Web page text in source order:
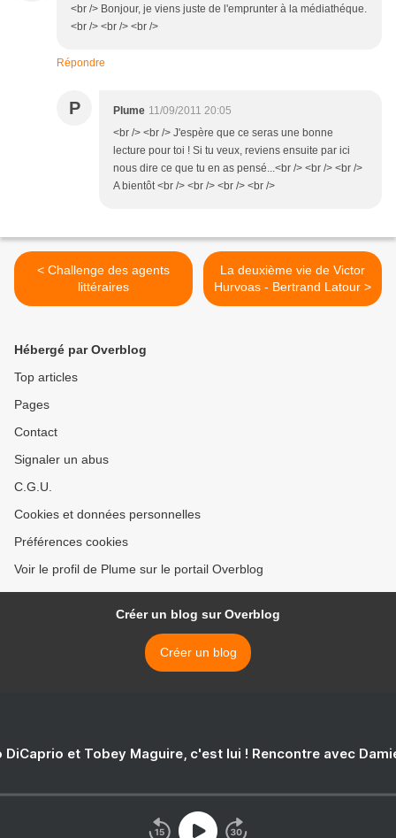
<br /> Bonjour, je viens juste de l'emprunter à la médiathéque.
<br /> <br /> <br />
Répondre
P Plume 11/09/2011 20:05
<br /> <br /> J'espère que ce seras une bonne
lecture pour toi ! Si tu veux, reviens ensuite par ici
nous dire ce que tu en as pensé...<br /> <br /> <br />
A bientôt <br /> <br /> <br /> <br />
< Challenge des agents
littéraires
La deuxième vie de Victor
Hurvoas - Bertrand Latour >
Hébergé par Overblog
Top articles
Pages
Contact
Signaler un abus
C.G.U.
Cookies et données personnelles
Préférences cookies
Voir le profil de Plume sur le portail Overblog
Créer un blog sur Overblog
Créer un blog
DiCaprio et Tobey Maguire, c'est lui ! Rencontre avec